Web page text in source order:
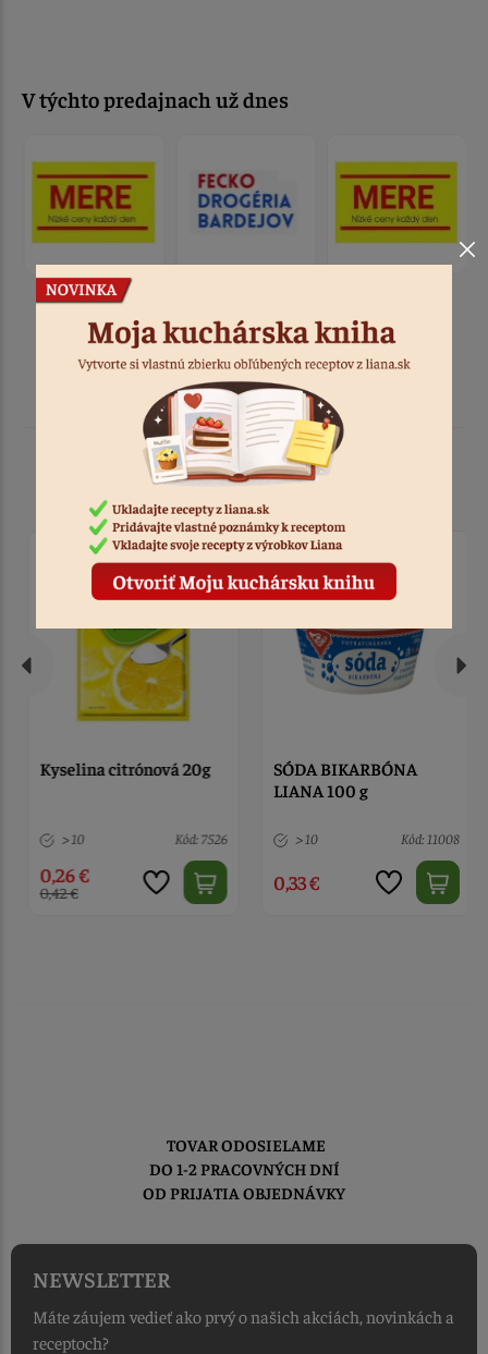
V týchto predajnach už dnes
Podobné produkty
Kyselina citrónová 20g
> 10 Kód: 7526
0,26 €
0,42 €
SÓDA BIKARBÓNA
LIANA 100 g
> 10 Kód: 11008
0,33 €
TOVAR ODOSIELAME
DO 1-2 PRACOVNÝCH DNÍ
OD PRIJATIA OBJEDNÁVKY
NEWSLETTER
Máte záujem vedieť ako prvý o našich akciách, novinkách a
receptoch?